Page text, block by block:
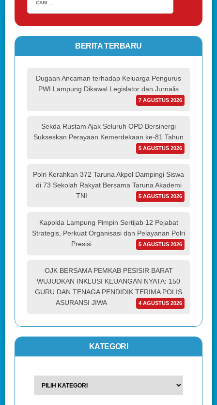
BERITA TERBARU
Dugaan Ancaman terhadap Keluarga Pengurus
PWI Lampung Dikawal Legislator dan Jurnalis
7 AGUSTUS 2026
Sekda Rustam Ajak Seluruh OPD Bersinergi
Sukseskan Perayaan Kemerdekaan ke-81 Tahun
5 AGUSTUS 2026
Polri Kerahkan 372 Taruna Akpol Dampingi Siswa
di 73 Sekolah Rakyat Bersama Taruna Akademi
TNI
5 AGUSTUS 2026
Kapolda Lampung Pimpin Sertijab 12 Pejabat
Strategis, Perkuat Organisasi dan Pelayanan Polri
Presisi
5 AGUSTUS 2026
OJK BERSAMA PEMKAB PESISIR BARAT
WUJUDKAN INKLUSI KEUANGAN NYATA: 150
GURU DAN TENAGA PENDIDIK TERIMA POLIS
ASURANSI JIWA
4 AGUSTUS 2026
KATEGORI